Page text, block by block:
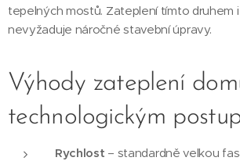
tepelných mostů. Zateplení tímto druhem
nevyžaduje náročné stavební úpravy.
Výhody zateplení
technologickým
Rychlost – standardně velkou